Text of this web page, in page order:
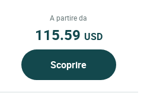
naturali, vicino ad una chiesa...
A partire da
115.59 USD
Scoprire